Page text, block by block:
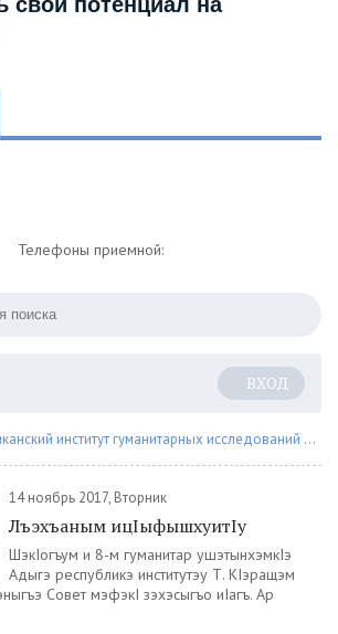
Телефоны приемной:
ВХОД
Адыгейский республиканский институт гуманитарных исследований им. Т.М. Керашева
14 ноябрь 2017, Вторник
Лъэхъаным ицIыфышхуитIу
ШэкIогъум и 8-м гуманитар ушэтынхэмкIэ
Адыгэ республикэ институтэу Т. КIэращэм
Совет мэфэкI зэхэсыгъо иIагъ. Ар